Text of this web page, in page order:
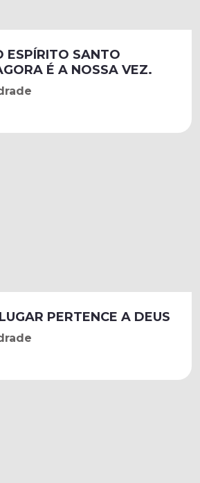
ESPÍRITO SANTO
É A NOSSA VEZ.
PERTENCE A DEUS